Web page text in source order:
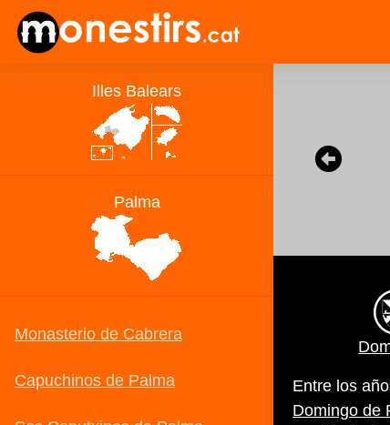
Entre los
Domingo de